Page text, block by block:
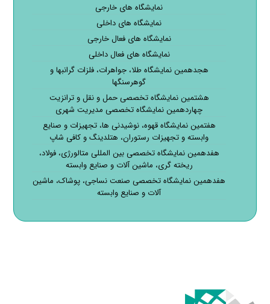
نمایشگاه های خارجی
نمایشگاه های داخلی
نمایشگاه های فعال خارجی
نمایشگاه های فعال داخلی
هجدهمین نمایشگاه طلا، جواهرات، فلزات گرانبها و
گوهرسنگها
هشتمین نمایشگاه تخصصی حمل و نقل و ترانزیت
چهاردهمین نمایشگاه تخصصی مدیریت شهری
هفتمین نمایشگاه قهوه، نوشیدنی ها، تجهیزات و صنایع
وابسته و تجهیزات رستوران، هتلدینگ و کافی شاپ
هفدهمین نمایشگاه تخصصی بین المللی متالورژی، فولاد،
ریخته گری، ماشین آلات و صنایع وابسته
هفدهمین نمایشگاه تخصصی صنعت نساجی، پوشاک، ماشین
آلات و صنایع وابسته